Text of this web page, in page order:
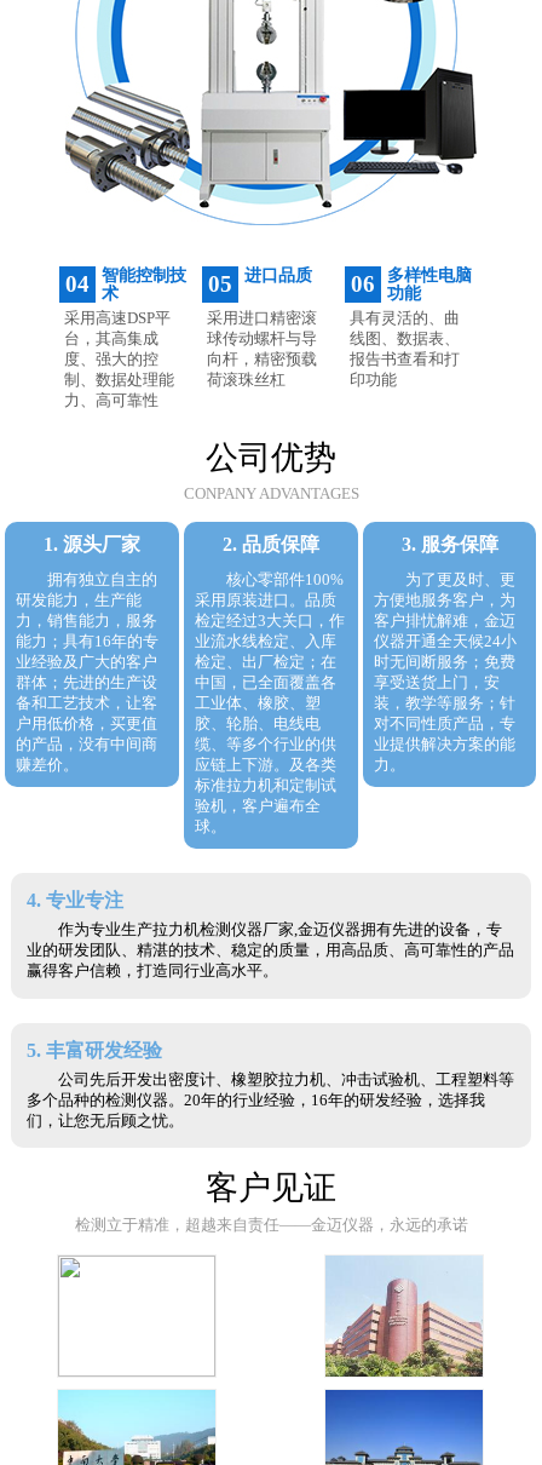
04
智能控制技
术
采用高速DSP平
台，其高集成
度、强大的控
制、数据处理能
力、高可靠性
05 进口品质
采用进口精密滚
球传动螺杆与导
向杆，精密预载
荷滚珠丝杠
06
多样性电脑
功能
具有灵活的、曲
线图、数据表、
报告书查看和打
印功能
公司优势
CONPANY ADVANTAGES
1. 源头厂家
拥有独立自主的
研发能力，生产能
力，销售能力，服务
能力；具有16年的专
业经验及广大的客户
群体；先进的生产设
备和工艺技术，让客
户用低价格，买更值
的产品，没有中间商
赚差价。
2. 品质保障
核心零部件100%
采用原装进口。品质
检定经过3大关口，作
业流水线检定、入库
检定、出厂检定；在
中国，已全面覆盖各
工业体、橡胶、塑
胶、轮胎、电线电
缆、等多个行业的供
应链上下游。及各类
标准拉力机和定制试
验机，客户遍布全
球。
3. 服务保障
为了更及时、更
方便地服务客户，为
客户排忧解难，金迈
仪器开通全天候24小
时无间断服务；免费
享受送货上门，安
装，教学等服务；针
对不同性质产品，专
业提供解决方案的能
力。
4. 专业专注
作为专业生产拉力机检测仪器厂家,金迈仪器拥有先进的设备，专
业的研发团队、精湛的技术、稳定的质量，用高品质、高可靠性的产品
赢得客户信赖，打造同行业高水平。
5. 丰富研发经验
公司先后开发出密度计、橡塑胶拉力机、冲击试验机、工程塑料等
多个品种的检测仪器。20年的行业经验，16年的研发经验，选择我
们，让您无后顾之忧。
客户见证
检测立于精准，超越来自责任——金迈仪器，永远的承诺